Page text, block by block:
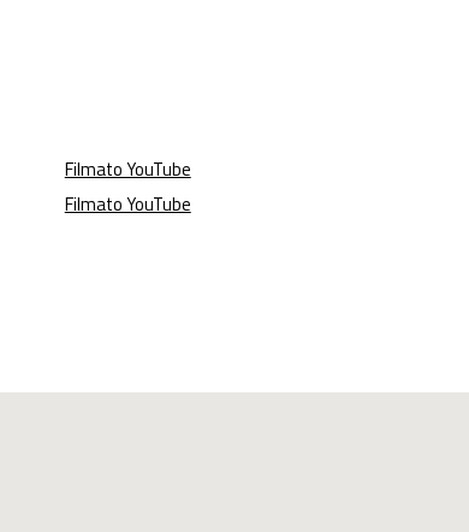
Filmato YouTube
Filmato YouTube